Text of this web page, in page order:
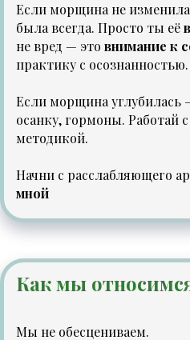
Если морщина не
была всегда. Просто ты её
не вред — это внимание к
практику с осознанностью.
Если морщина углубилась
осанку, гормоны. Работай
методикой.
Начни с расслабляющего
мной
Как мы
Мы не обесцениваем.